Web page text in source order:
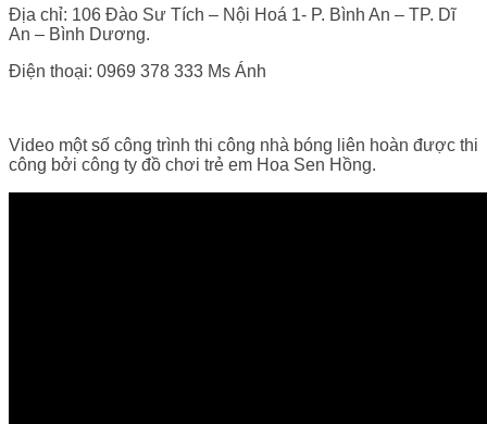
Địa chỉ: 106 Đào Sư Tích – Nội Hoá 1- P. Bình An – TP. Dĩ
An – Bình Dương.
Điện thoại: 0969 378 333 Ms Ánh
Video một số công trình thi công nhà bóng liên hoàn được thi
công bởi công ty đồ chơi trẻ em Hoa Sen Hồng.